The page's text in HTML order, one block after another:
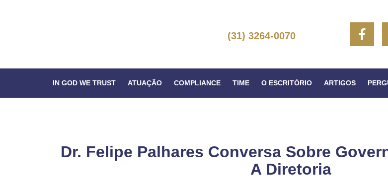
(31) 3264-0070
IN GOD WE TRUST ATUAÇÃO COMPLIANCE TIME O ESCRITÓRIO ARTIGOS
Dr. Felipe Palhares Conversa Sobre
A Diretoria